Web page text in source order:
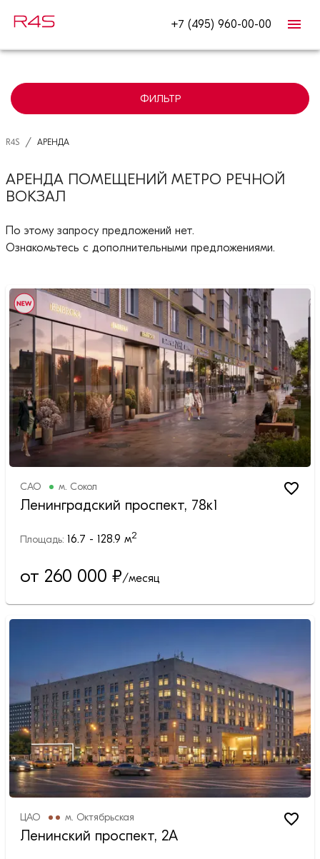
+7 (495) 960-00-00
ФИЛЬТР
R4S / АРЕНДА
АРЕНДА ПОМЕЩЕНИЙ МЕТРО РЕЧНОЙ
ВОКЗАЛ
По этому запросу предложений нет.
Ознакомьтесь с дополнительными предложениями.
САО м. Сокол
Ленинградский проспект, 78к1
Площадь: 16.7 - 128.9 м2
от 260 000 ₽/месяц
ЦАО м. Октябрьская
Ленинский проспект, 2А